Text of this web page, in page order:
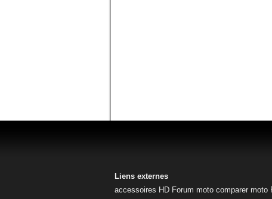
Liens externes
accessoires HD Forum moto comparer moto